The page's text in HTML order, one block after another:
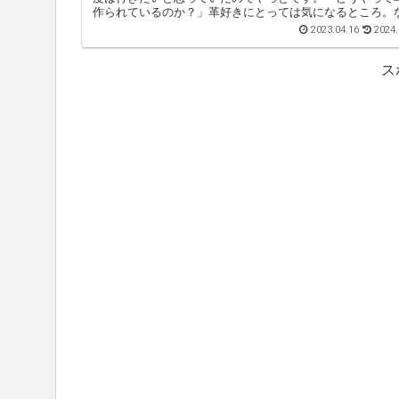
作られているのか？」革好きにとっては気になるところ。
2023.04.16
ス